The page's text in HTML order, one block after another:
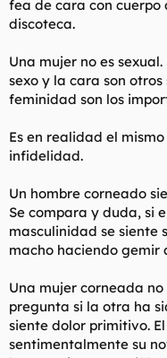
fea de cara con cuerpo
discoteca.
Una mujer no es
sexo y la cara son
feminidad son los
Es en realidad el
infidelidad.
Un hombre corneado
Se compara y duda, si
masculinidad se
macho haciendo gemir
Una mujer corneada
pregunta si la otra ha
siente dolor primitivo.
sentimentalmente su